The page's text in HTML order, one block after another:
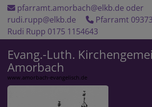
Direkt
zum
Inhalt
pfarramt.amorbach@elkb.de oder
rudi.rupp@elkb.de
Pfarramt
Rudi Rupp 0175 1154643
Evang.-Luth.
Amorbach
www.amorbach-evangelisch.de